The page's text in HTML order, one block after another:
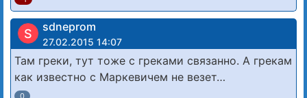
S sdneprom
27.02.2015 14:07
Там греки, тут тоже с греками связанно. А грекам
как известно с Маркевичем не везет…
0